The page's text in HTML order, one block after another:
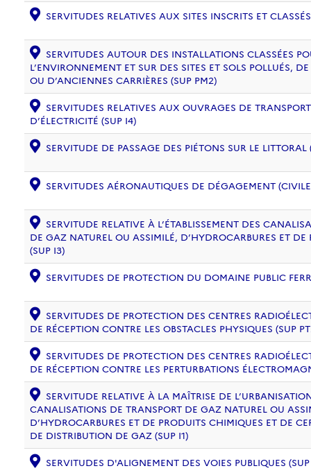
SERVITUDES RELATIVES AUX SITES INSCRITS ET
SERVITUDES AUTOUR DES INSTALLATIONS CLASSÉES
L’ENVIRONNEMENT ET SUR DES SITES ET SOLS POLLUÉS,
OU D’ANCIENNES CARRIÈRES (SUP PM2)
SERVITUDES RELATIVES AUX OUVRAGES DE
D’ÉLECTRICITÉ (SUP I4)
SERVITUDE DE PASSAGE DES PIÉTONS SUR LE LITTORAL
SERVITUDES AÉRONAUTIQUES DE DÉGAGEMENT
SERVITUDE RELATIVE À L’ÉTABLISSEMENT DES
DE GAZ NATUREL OU ASSIMILÉ, D’HYDROCARBURES ET
(SUP I3)
SERVITUDES DE PROTECTION DU DOMAINE PUBLIC
SERVITUDES DE PROTECTION DES CENTRES
DE RÉCEPTION CONTRE LES OBSTACLES PHYSIQUES (SUP
SERVITUDES DE PROTECTION DES CENTRES
DE RÉCEPTION CONTRE LES PERTURBATIONS
SERVITUDE RELATIVE À LA MAÎTRISE DE
CANALISATIONS DE TRANSPORT DE GAZ NATUREL OU
D’HYDROCARBURES ET DE PRODUITS CHIMIQUES ET DE
DE DISTRIBUTION DE GAZ (SUP I1)
SERVITUDES D'ALIGNEMENT DES VOIES PUBLIQUES